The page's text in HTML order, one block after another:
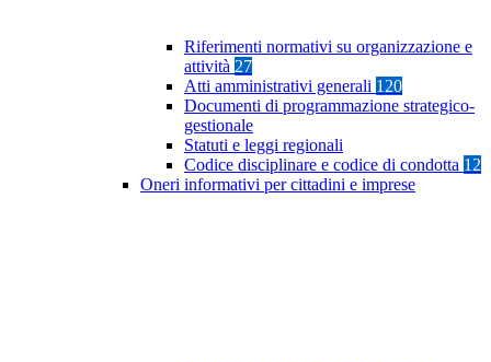
Riferimenti normativi su organizzazione e
attività 27
Atti amministrativi generali 120
Documenti di programmazione strategico-
gestionale
Statuti e leggi regionali
Codice disciplinare e codice di condotta 12
Oneri informativi per cittadini e imprese